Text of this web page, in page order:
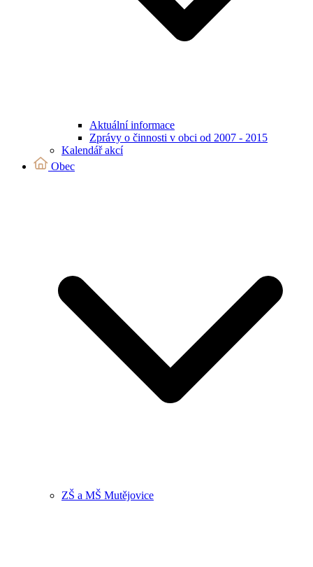
Aktuální informace
Zprávy o činnosti v obci od 2007 - 2015
Kalendář akcí
Obec
ZŠ a MŠ Mutějovice